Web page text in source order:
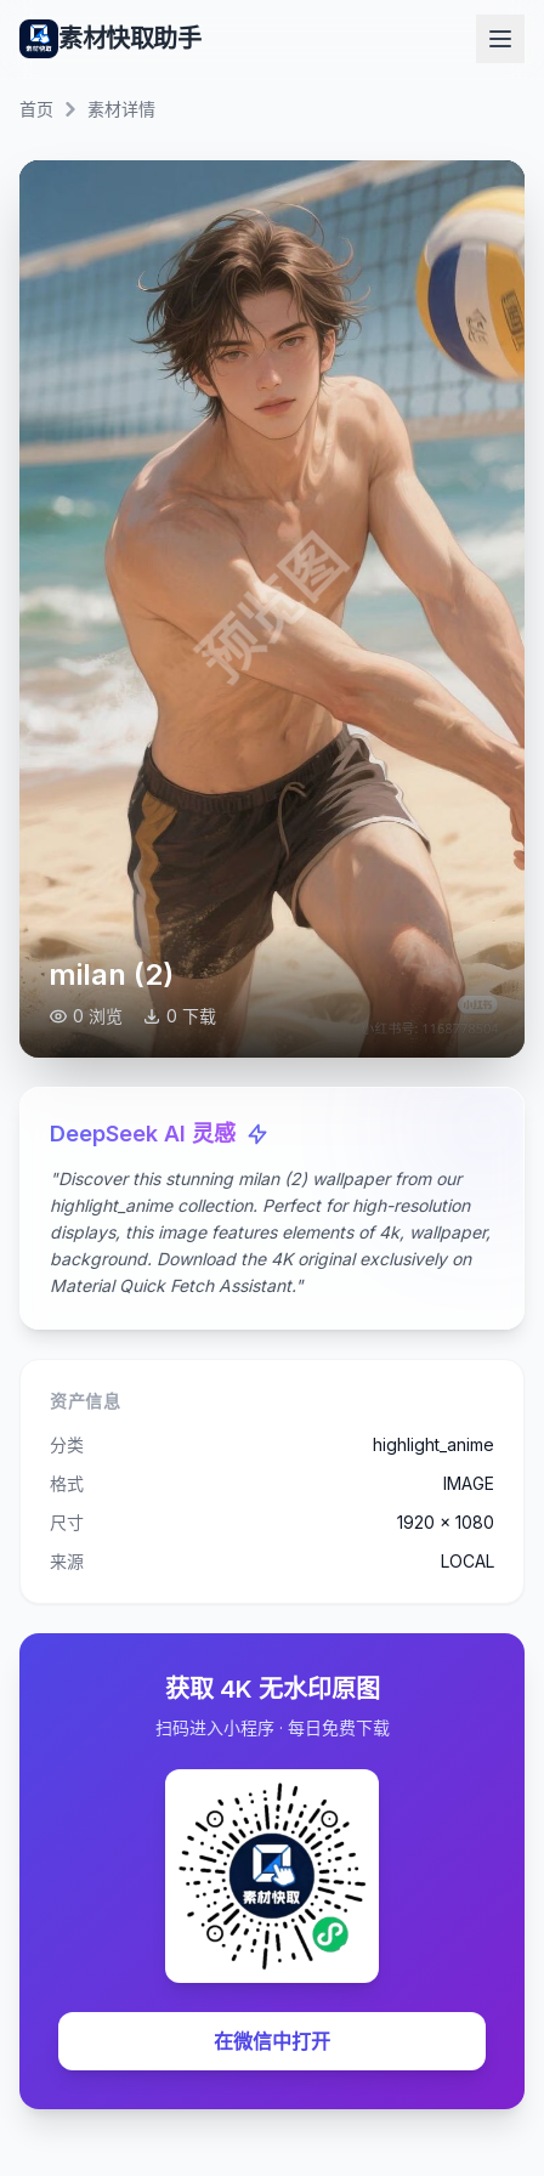
素材快取助手
首页 素材详情
预览图
milan (2)
0 浏览 0 下载
DeepSeek AI 灵感
"Discover this stunning milan (2) wallpaper from our
highlight_anime collection. Perfect for high-resolution
displays, this image features elements of 4k, wallpaper,
background. Download the 4K original exclusively on
Material Quick Fetch Assistant."
资产信息
分类
highlight_anime
格式
IMAGE
尺寸
1920 x 1080
来源
LOCAL
获取 4K 无水印原图
扫码进入小程序 · 每日免费下载
在微信中打开